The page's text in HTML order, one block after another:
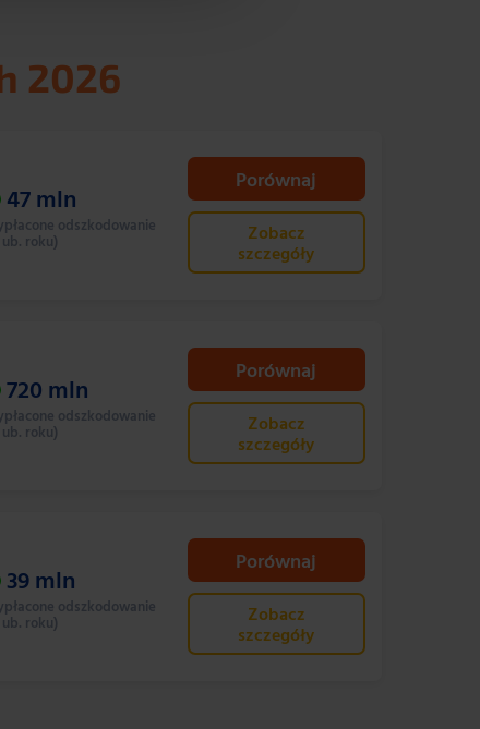
2026
47mln
odszkodowanie
roku)
Porównaj
Zobacz
szczegóły
720 mln
odszkodowanie
roku)
Porównaj
Zobacz
szczegóły
39mln
odszkodowanie
roku)
Porównaj
Zobacz
szczegóły